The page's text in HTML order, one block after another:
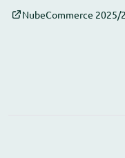
NubeCommerce 2025/